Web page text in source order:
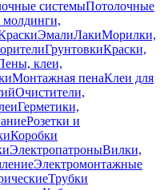
системыПотолочные
молдинги,
ЭмалиЛакиМорилки,
ГрунтовкиКраски,
клеи,
Монтажная пенаКлеи для
Очистители,
Герметики,
Розетки и
Коробки
ЭлектропатроныВилки,
Электромонтажные
Трубки